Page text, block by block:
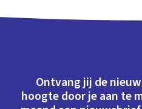
Ontvang jij de
hoogte door je aan te